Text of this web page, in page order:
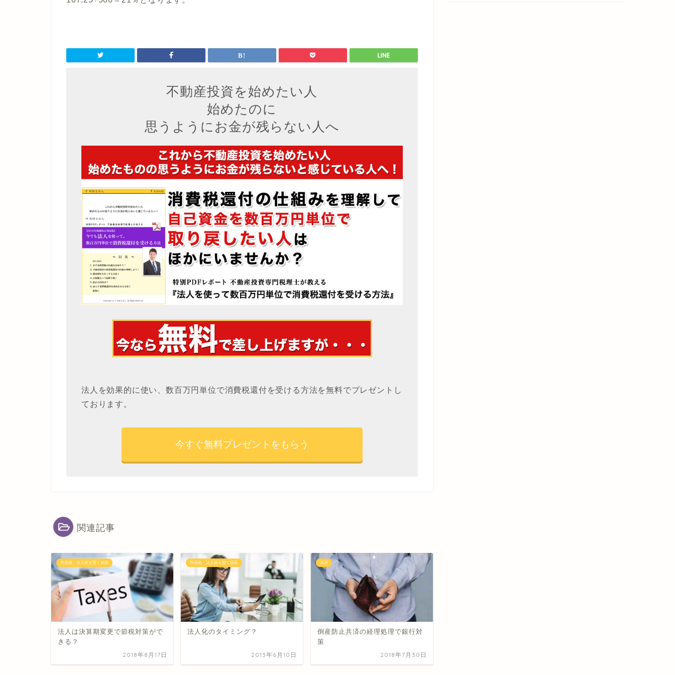
不動産投資を始めたい人
始めたのに
思うようにお金が残らない人へ
法人を効果的に使い、数百万円単位で消費税還付を受ける方法を無料でプレゼントし
ております。
今すぐ無料プレゼントをもらう
関連記事
所得税・法人税を賢く節税
法人は決算期変更で節税対策がで
きる？
2018年8月17日
所得税・法人税を賢く節税
法人化のタイミング？
2013年6月10日
共済
倒産防止共済の経理処理で銀行対
策
2018年7月30日